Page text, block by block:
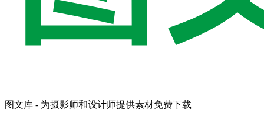
图文库 - 为摄影师和设计师提供素材免费下载